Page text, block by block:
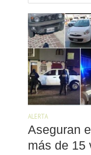
ALERTA
Aseguran
más de 15